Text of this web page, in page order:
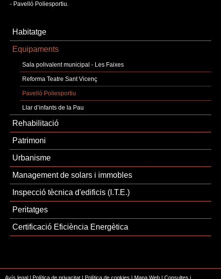
Habitatge
Equipaments
Sala polivalent municipal - Les Faixes
Reforma Teatre Sant Vicenç
Pavelló Poliesportiu
Llar d’infants de la Pau
Rehabilitació
Patrimoni
Urbanisme
Management de solars i immobles
Inspecció tècnica d'edificis (I.T.E.)
Peritatges
Certificació Eficiència Energètica
- Pavelló Poliesportiu.
Avís legal | Política de privacitat | Política de cookies | Mapa Web | Consultes i